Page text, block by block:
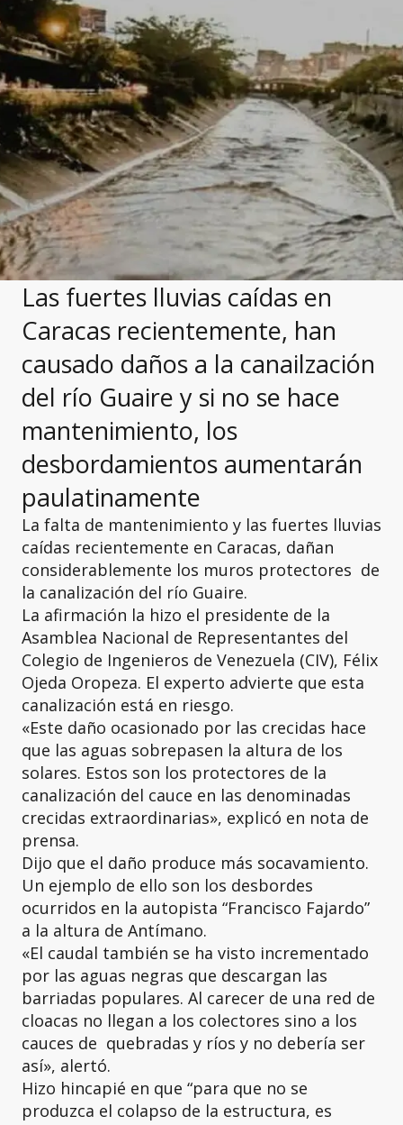
Las fuertes lluvias caídas en
Caracas recientemente, han
causado daños a la canailzación
del río Guaire y si no se hace
mantenimiento, los
desbordamientos aumentarán
paulatinamente
La falta de mantenimiento y las fuertes lluvias
caídas recientemente en Caracas, dañan
considerablemente los muros protectores de
la canalización del río Guaire.
La afirmación la hizo el presidente de la
Asamblea Nacional de Representantes del
Colegio de Ingenieros de Venezuela (CIV), Félix
Ojeda Oropeza. El experto advierte que esta
canalización está en riesgo.
«Este daño ocasionado por las crecidas hace
que las aguas sobrepasen la altura de los
solares. Estos son los protectores de la
canalización del cauce en las denominadas
crecidas extraordinarias», explicó en nota de
prensa.
Dijo que el daño produce más socavamiento.
Un ejemplo de ello son los desbordes
ocurridos en la autopista “Francisco Fajardo”
a la altura de Antímano.
«El caudal también se ha visto incrementado
por las aguas negras que descargan las
barriadas populares. Al carecer de una red de
cloacas no llegan a los colectores sino a los
cauces de quebradas y ríos y no debería ser
así», alertó.
Hizo hincapié en que “para que no se
produzca el colapso de la estructura, es